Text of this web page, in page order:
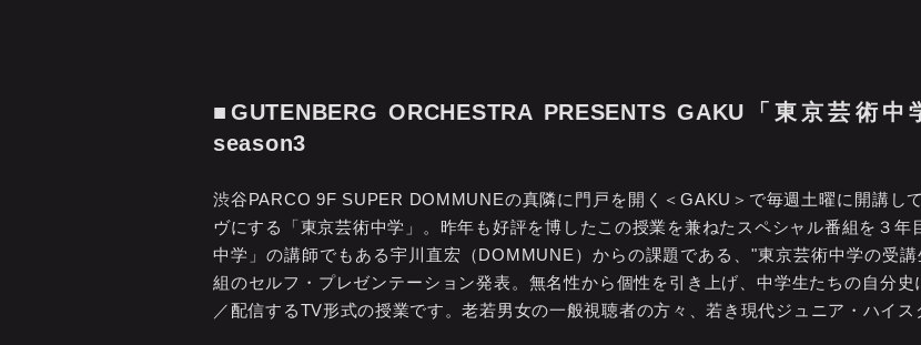
■GUTENBERG ORCHESTRA PRESENTS GAKU「東京芸術中
season3
渋谷PARCO 9F SUPER DOMMUNEの真隣に門戸を開く＜GAKU＞で毎週土曜に開講し
ヴにする「東京芸術中学」。昨年も好評を博したこの授業を兼ねたスペシャル番組を３
中学」の講師でもある宇川直宏（DOMMUNE）からの課題である、"東京芸術中学の受
組のセルフ・プレゼンテーション発表。無名性から個性を引き上げ、中学生たちの自分
／配信するTV形式の授業です。老若男女の一般視聴者の方々、若き現代ジュニア・ハイ